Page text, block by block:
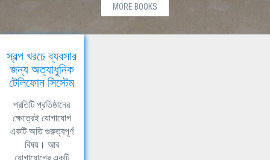
MORE BOOKS
স্বল্প খরচে ব্যবসার
জন্য অত্যাধুনিক
টেলিফোন সিস্টেম
প্রতিটি প্রতিষ্ঠানের
ক্ষেত্রেই যোগাযোগ
একটি অতি গুরুত্বপূর্ণ
বিষয়। আর